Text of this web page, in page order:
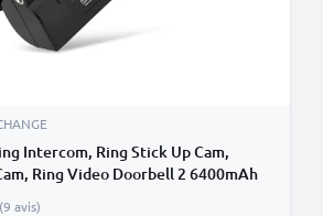
Intercom, Ring Stick Up Cam,
Ring Video Doorbell 2 6400mAh
(9 avis)